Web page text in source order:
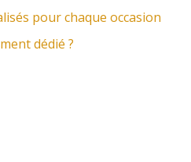
pour chaque occasion
dédié ?